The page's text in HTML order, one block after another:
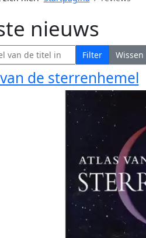
nieuws
van de titel in Filter Wissen
de sterrenhemel